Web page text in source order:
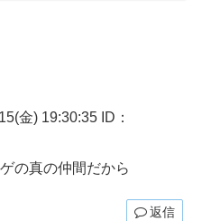
金) 19:30:35 ID：
の真の仲間だから
返信